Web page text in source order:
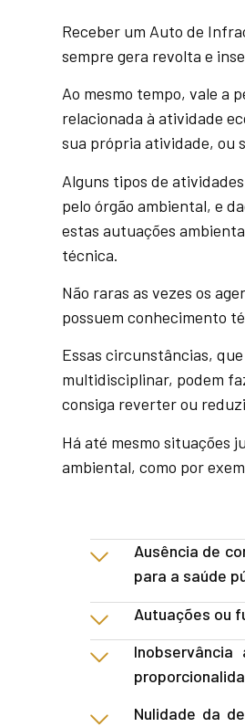
Receber um Auto de
sempre gera revolta e
Ao mesmo tempo, vale a
relacionada à atividade
sua própria atividade, ou
Alguns tipos de
pelo órgão ambiental, e
estas autuações
técnica.
Não raras as vezes os
possuem conhecimento
Essas circunstâncias,
multidisciplinar, podem
consiga reverter ou
Há até mesmo situações
ambiental, como por
Ausência de
para a saúde
Autuações ou
Nulidade da